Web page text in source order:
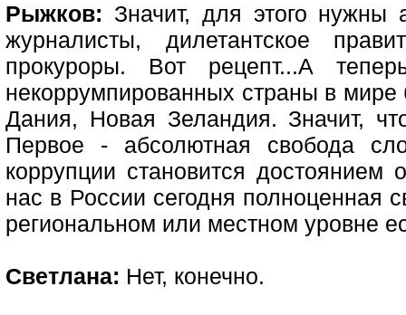
Рыжков: Значит, для этого нужны
журналисты, дилетантское
прокуроры. Вот рецепт...А
некоррумпированных страны в
Дания, Новая Зеландия. Значит,
Первое - абсолютная свобода
коррупции становится достоянием
нас в России сегодня полноценная
региональном или местном уровне
Светлана: Нет, конечно.